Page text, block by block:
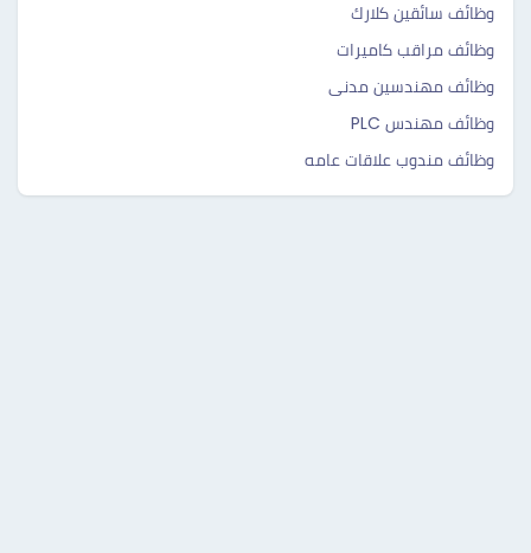
وظائف سائقين كلارك
وظائف مراقب كاميرات
وظائف مهندسين مدنى
وظائف مهندس PLC
وظائف مندوب علاقات عامه